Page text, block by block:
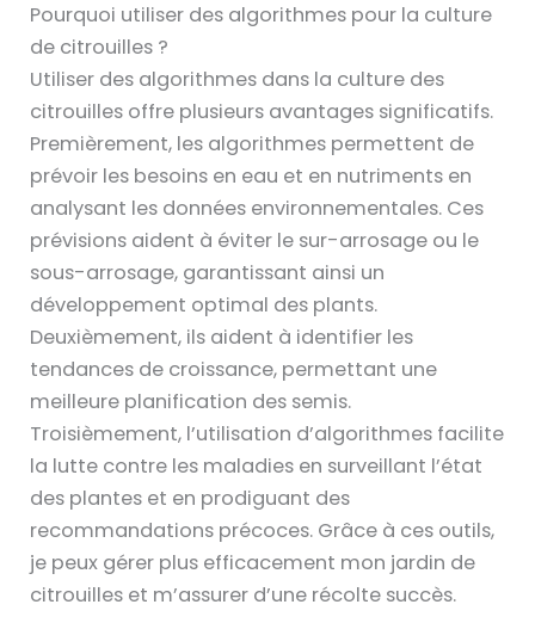
Pourquoi utiliser des algorithmes pour la culture
de citrouilles ?
Utiliser des algorithmes dans la culture des
citrouilles offre plusieurs avantages significatifs.
Premièrement, les algorithmes permettent de
prévoir les besoins en eau et en nutriments en
analysant les données environnementales. Ces
prévisions aident à éviter le sur-arrosage ou le
sous-arrosage, garantissant ainsi un
développement optimal des plants.
Deuxièmement, ils aident à identifier les
tendances de croissance, permettant une
meilleure planification des semis.
Troisièmement, l’utilisation d’algorithmes facilite
la lutte contre les maladies en surveillant l’état
des plantes et en prodiguant des
recommandations précoces. Grâce à ces outils,
je peux gérer plus efficacement mon jardin de
citrouilles et m’assurer d’une récolte succès.